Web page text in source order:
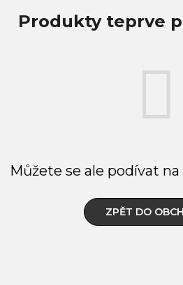
Produkty teprve
Můžete se ale podívat
ZPĚT DO